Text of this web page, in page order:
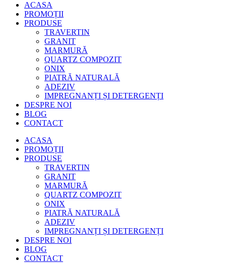
ACASA
PROMOȚII
PRODUSE
TRAVERTIN
GRANIT
MARMURĂ
QUARTZ COMPOZIT
ONIX
PIATRĂ NATURALĂ
ADEZIV
IMPREGNANȚI ȘI DETERGENȚI
DESPRE NOI
BLOG
CONTACT
ACASA
PROMOȚII
PRODUSE
TRAVERTIN
GRANIT
MARMURĂ
QUARTZ COMPOZIT
ONIX
PIATRĂ NATURALĂ
ADEZIV
IMPREGNANȚI ȘI DETERGENȚI
DESPRE NOI
BLOG
CONTACT